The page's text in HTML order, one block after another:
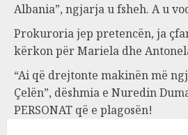
Albania”, ngjarja u fsheh. A u
Prokuroria jep pretencën, ja
kërkon për Mariela dhe
“Ai që drejtonte makinën më
Çelën”, dëshmia e Nuredin
PERSONAT që e plagosën!